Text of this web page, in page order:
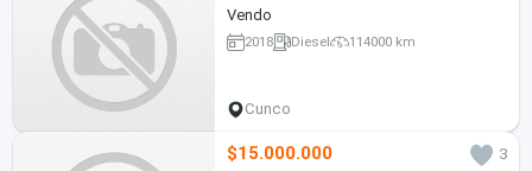
Vendo
2018 Diesel 114000 km
Cunco
$15.000.000
3